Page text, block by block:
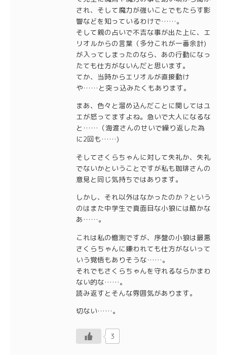
され、そして魔力が強いことでもたらす影
響などを知っているわけで……。
そして親の占いで不吉な事が出た上に、エ
リオルからの言葉（多分これが一番余計)
が入ってしまったのなら、あの行動になっ
たても仕方がないんだと思います。
てか、当時からエリオルが直接動け
や……と突っ込みたくもあります。
まあ、色々と溜め込んだことに関してはユ
エが怒ってますよね。急いで大人になるな
と……（海渡さんのせいで繰り返した為
に2回も……)
そしてさくらちゃんに対して失礼か、失礼
でないかということですが私も珈琲さんの
意見と同じ気持ちではあります。
しかし、それ以外はなかったのか？という
のはまた中学生で真面目な小狼には酷かな
あ……。
これは私の憶測ですが、序盤の小狼は最悪
さくらちゃんに嫌われても仕方がないって
いう覚悟もありそうな……。
それでもさくらちゃんを守れるならかまわ
ない的な……。
読み返すとそんな雰囲気があります。
切ない……。
3